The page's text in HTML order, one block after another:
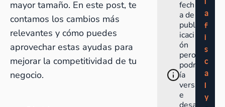
mayor tamaño. En este post, te
contamos los cambios más
relevantes y cómo puedes
aprovechar estas ayudas para
mejorar la competitividad de tu
negocio.
fech
a de
publ
icaci
ón
pero
podr
ía
vers
e
a
f
i
s
c
a
l
y